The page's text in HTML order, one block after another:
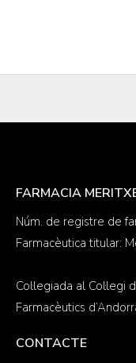
FARMACIA
Núm. de registre de
Farmacèutica titular:
Col·legiada al Col·legi
Farmacèutics
CONTACTE